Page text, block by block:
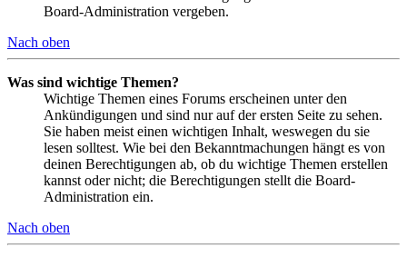
Board-Administration vergeben.
Nach oben
Was sind wichtige Themen?
Wichtige Themen eines Forums erscheinen unter den
Ankündigungen und sind nur auf der ersten Seite zu sehen.
Sie haben meist einen wichtigen Inhalt, weswegen du sie
lesen solltest. Wie bei den Bekanntmachungen hängt es von
deinen Berechtigungen ab, ob du wichtige Themen erstellen
kannst oder nicht; die Berechtigungen stellt die Board-
Administration ein.
Nach oben